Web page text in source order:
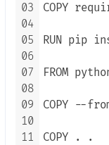
03
04
05
06
07
08
09
10
11
COPY
RUN pip
FROM
COPY --
COPY . .